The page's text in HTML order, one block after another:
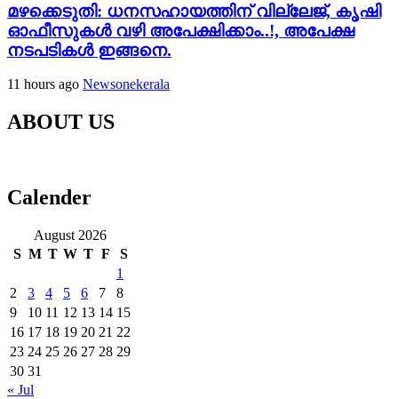
മഴക്കെടുതി: ധനസഹായത്തിന് വില്ലേജ്, കൃഷി
ഓഫീസുകൾ വഴി അപേക്ഷിക്കാം..!, അപേക്ഷ
നടപടികൾ ഇങ്ങനെ.
11 hours ago Newsonekerala
ABOUT US
Calender
August 2026
S M T W T F
S
1
2
3 4 5 6 7
8
9
10 11 12 13 14 15
16 17 18 19 20 21 22
23 24 25 26 27 28 29
30 31
« Jul